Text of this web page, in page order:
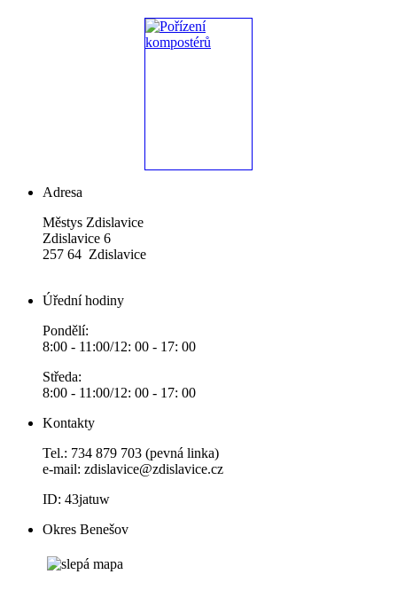
Adresa
Městys Zdislavice
Zdislavice 6
257 64 Zdislavice
Úřední hodiny
Pondělí:
8:00 - 11:00/12: 00 - 17: 00
Středa:
8:00 - 11:00/12: 00 - 17: 00
Kontakty
Tel.: 734 879 703 (pevná linka)
e-mail: zdislavice@zdislavice.cz
ID: 43jatuw
Okres Benešov